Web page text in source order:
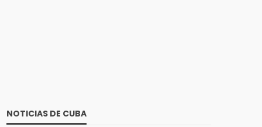
NOTICIAS DE CUBA